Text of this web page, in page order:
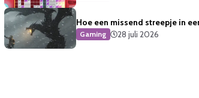
Hoe een missend streepje in
Gaming 28 juli 2026